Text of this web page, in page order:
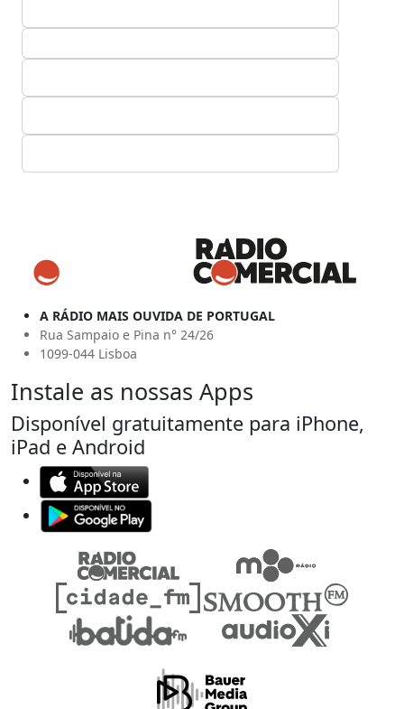
A RÁDIO MAIS OUVIDA DE PORTUGAL
Rua Sampaio e Pina n° 24/26
1099-044 Lisboa
Instale as nossas Apps
Disponível gratuitamente para iPhone,
iPad e Android